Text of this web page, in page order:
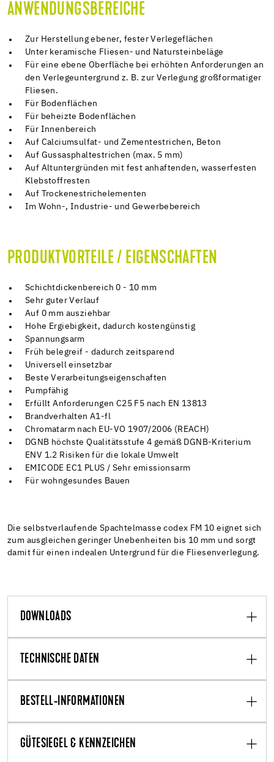
ANWENDUNGSBEREICHE
Zur Herstellung ebener, fester Verlegeflächen
Unter keramische Fliesen- und Natursteinbeläge
Für eine ebene Oberfläche bei erhöhten Anforderungen an
den Verlegeuntergrund z. B. zur Verlegung großformatiger
Fliesen.
Für Bodenflächen
Für beheizte Bodenflächen
Für Innenbereich
Auf Calciumsulfat- und Zementestrichen, Beton
Auf Gussasphaltestrichen (max. 5 mm)
Auf Altuntergründen mit fest anhaftenden, wasserfesten
Klebstoffresten
Auf Trockenestrichelementen
Im Wohn-, Industrie- und Gewerbebereich
PRODUKTVORTEILE / EIGENSCHAFTEN
Schichtdickenbereich 0 - 10 mm
Sehr guter Verlauf
Auf 0 mm ausziehbar
Hohe Ergiebigkeit, dadurch kostengünstig
Spannungsarm
Früh belegreif - dadurch zeitsparend
Universell einsetzbar
Beste Verarbeitungseigenschaften
Pumpfähig
Erfüllt Anforderungen C25 F5 nach EN 13813
Brandverhalten A1-fl
Chromatarm nach EU-VO 1907/2006 (REACH)
DGNB höchste Qualitätsstufe 4 gemäß DGNB-Kriterium
ENV 1.2 Risiken für die lokale Umwelt
EMICODE EC1 PLUS / Sehr emissionsarm
Für wohngesundes Bauen
Die selbstverlaufende Spachtelmasse codex FM 10 eignet sich
zum ausgleichen geringer Unebenheiten bis 10 mm und sorgt
damit für einen indealen Untergrund für die Fliesenverlegung.
DOWNLOADS
TECHNISCHE DATEN
BESTELL-INFORMATIONEN
GÜTESIEGEL & KENNZEICHEN